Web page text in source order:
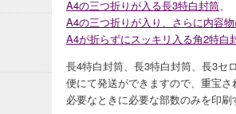
A4の三つ折りが入る長3特白封筒、
A4の三つ折りが入り、さらに内容
A4が折らずにスッキリ入る角2特白
長4特白封筒、長3特白封筒、長3セ
便にて発送ができますので、重宝さ
必要なときに必要な部数のみを印